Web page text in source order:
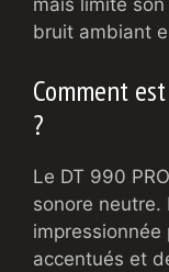
bruit ambiant
Comment
?
Le DT 990
sonore neutre.
impressionnée
accentués et